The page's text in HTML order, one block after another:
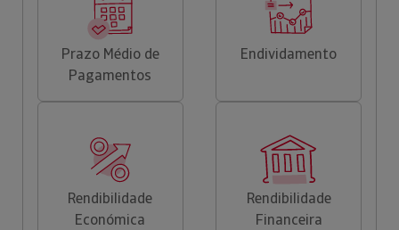
Prazo Médio de
Pagamentos
Endividamento
Rendibilidade
Económica
Rendibilidade
Financeira